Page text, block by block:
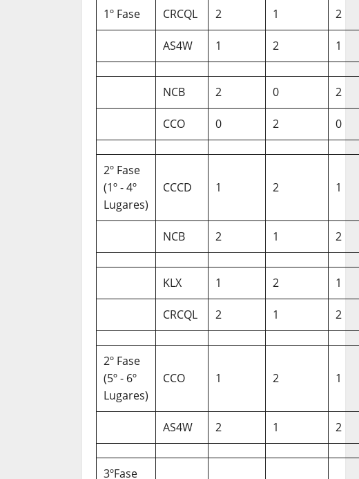
1º Fase CRCQL 2 1 2
AS4W 1 2 1
NCB 2 0 2
CCO 0 2 0
2º Fase
(1º - 4º
Lugares)
CCCD 1 2 1
NCB 2 1 2
KLX 1 2 1
CRCQL 2 1 2
2º Fase
(5º - 6º
Lugares)
CCO 1 2 1
AS4W 2 1 2
3ºFase